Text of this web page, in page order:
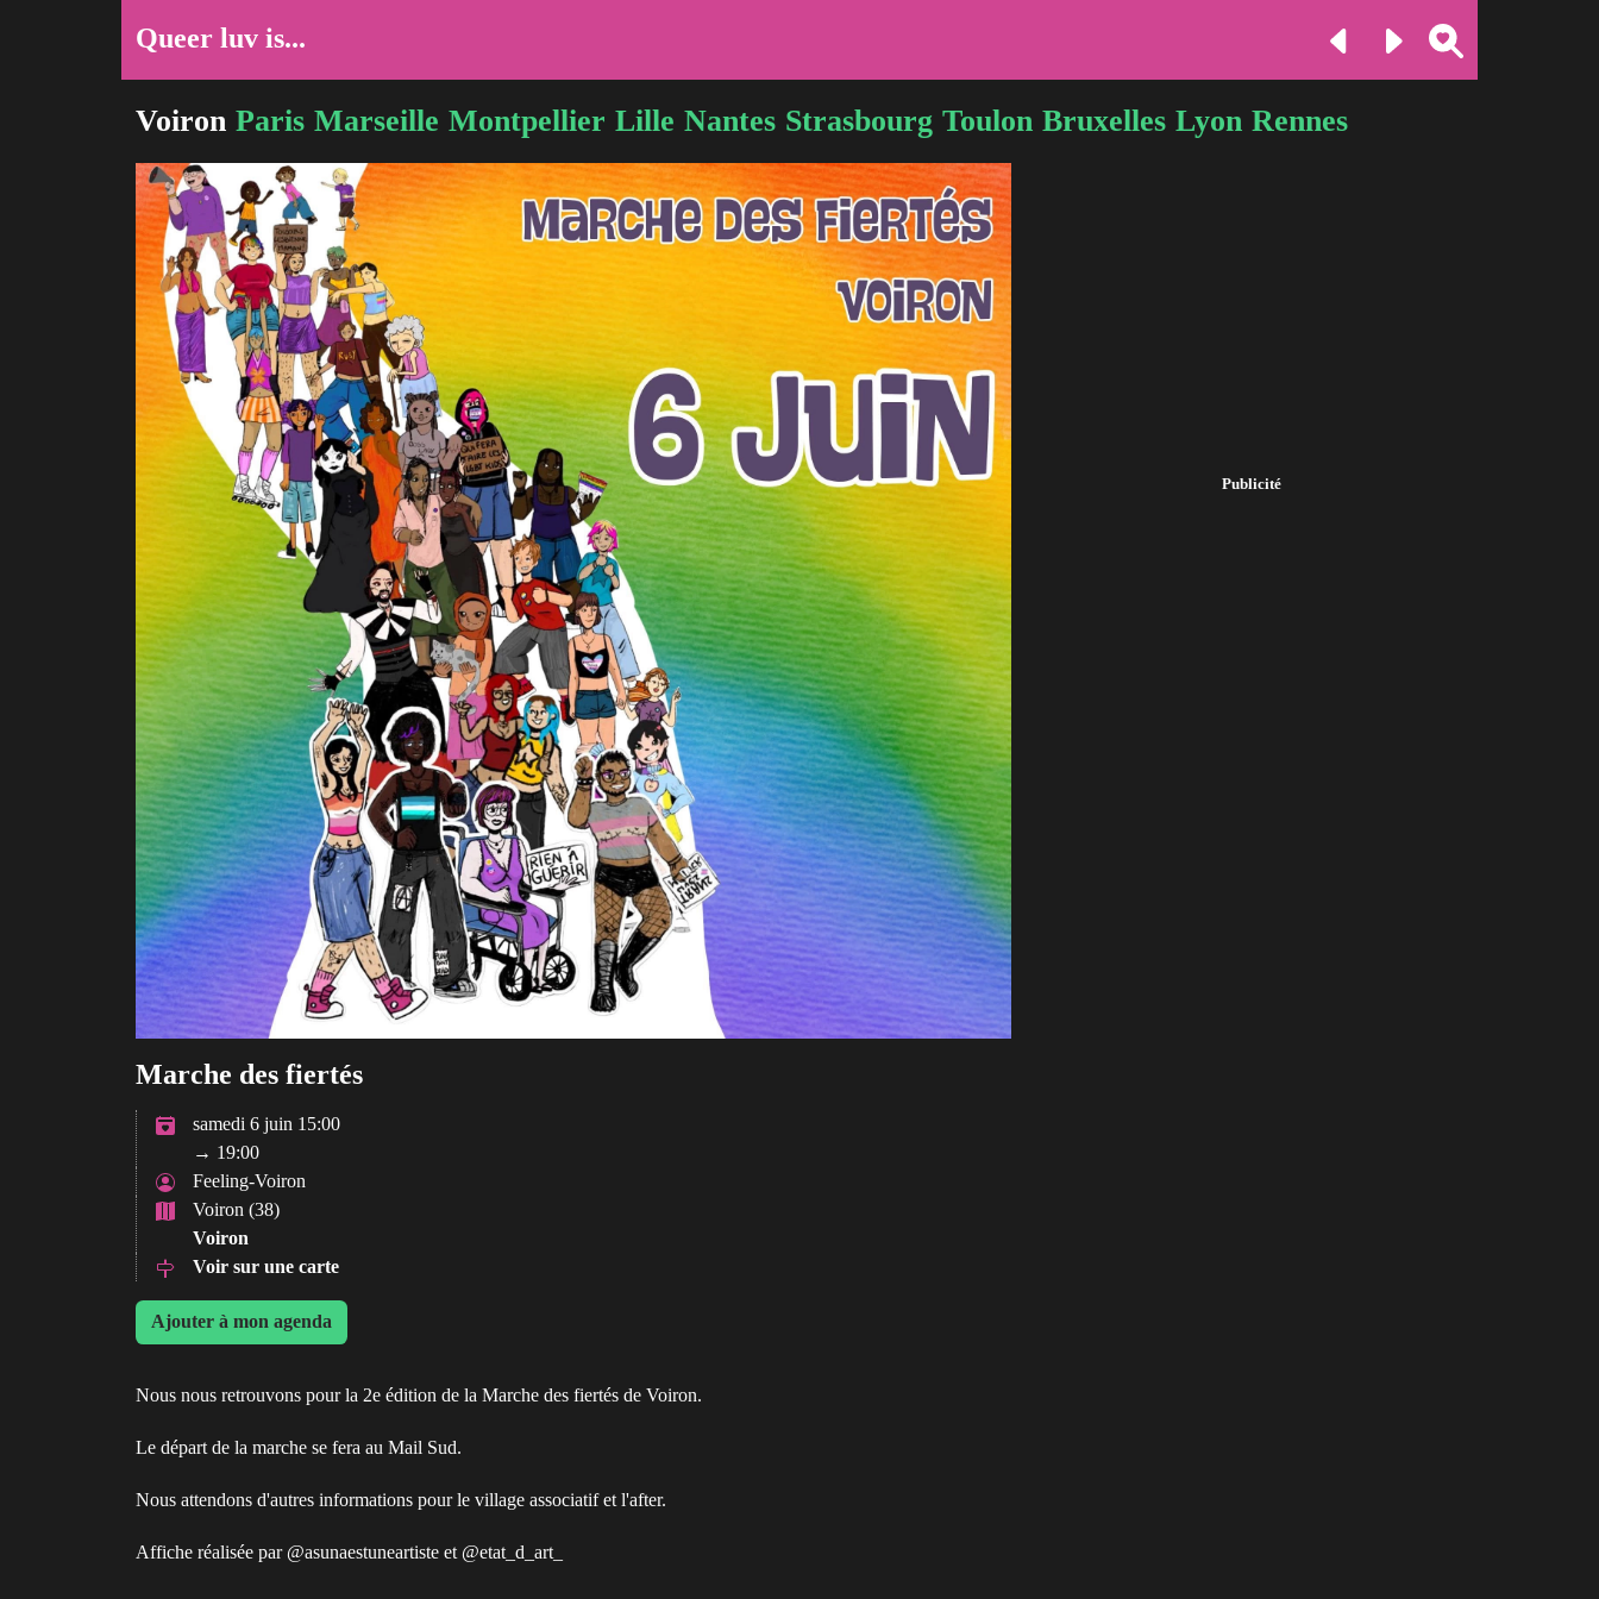
Queer luv is...
Voiron Paris Marseille Montpellier Lille Nantes Strasbourg Toulon Bruxelles Lyon Rennes
Marche des fiertés
samedi 6 juin 15:00
→ 19:00
Feeling-Voiron
Voiron (38)
Voiron
Voir sur une carte
Ajouter à mon agenda
Nous nous retrouvons pour la 2e édition de la Marche des fiertés de Voiron.
Le départ de la marche se fera au Mail Sud.
Nous attendons d'autres informations pour le village associatif et l'after.
Affiche réalisée par @asunaestuneartiste et @etat_d_art_
Publicité